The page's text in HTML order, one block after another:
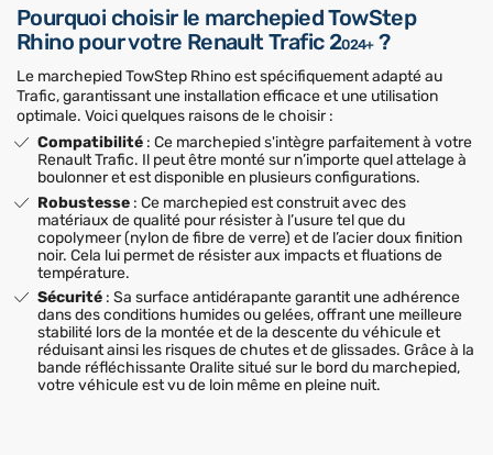
Pourquoi choisir le marchepied TowStep
Rhino pour votre Renault Trafic 2024+?
Le marchepied TowStep Rhino est spécifiquement adapté au
Trafic, garantissant une installation efficace et une utilisation
optimale. Voici quelques raisons de le choisir :
Compatibilité : Ce marchepied s'intègre parfaitement à votre
Renault Trafic. Il peut être monté sur n’importe quel attelage à
boulonner et est disponible en plusieurs configurations.
Robustesse : Ce marchepied est construit avec des
matériaux de qualité pour résister à l’usure tel que du
copolymeer (nylon de fibre de verre) et de l’acier doux finition
noir. Cela lui permet de résister aux impacts et fluations de
température.
Sécurité : Sa surface antidérapante garantit une adhérence
dans des conditions humides ou gelées, offrant une meilleure
stabilité lors de la montée et de la descente du véhicule et
réduisant ainsi les risques de chutes et de glissades. Grâce à la
bande réfléchissante Oralite situé sur le bord du marchepied,
votre véhicule est vu de loin même en pleine nuit.